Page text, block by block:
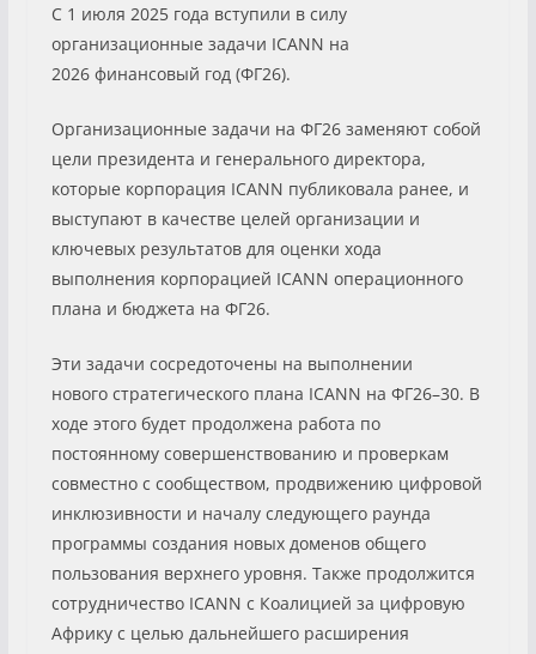
С 1 июля 2025 года вступили в силу
организационные задачи ICANN на
2026 финансовый год (ФГ26).
Организационные задачи на ФГ26 заменяют собой
цели президента и генерального директора,
которые корпорация ICANN публиковала ранее, и
выступают в качестве целей организации и
ключевых результатов для оценки хода
выполнения корпорацией ICANN операционного
плана и бюджета на ФГ26.
Эти задачи сосредоточены на выполнении
нового стратегического плана ICANN на ФГ26–30. В
ходе этого будет продолжена работа по
постоянному совершенствованию и проверкам
совместно с сообществом, продвижению цифровой
инклюзивности и началу следующего раунда
программы создания новых доменов общего
пользования верхнего уровня. Также продолжится
сотрудничество ICANN с Коалицией за цифровую
Африку с целью дальнейшего расширения